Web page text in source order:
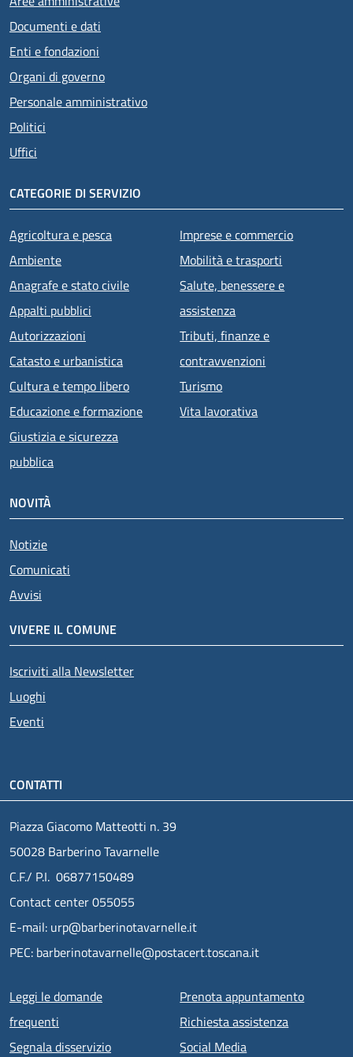
Documenti e dati
Enti e fondazioni
Organi di governo
Personale amministrativo
Politici
Uffici
CATEGORIE DI SERVIZIO
Agricoltura e pesca
Ambiente
Anagrafe e stato civile
Appalti pubblici
Autorizzazioni
Catasto e urbanistica
Cultura e tempo libero
Educazione e formazione
Giustizia e sicurezza
pubblica
Imprese e commercio
Mobilità e trasporti
Salute, benessere e
assistenza
Tributi, finanze e
contravvenzioni
Turismo
Vita lavorativa
NOVITÀ
Notizie
Comunicati
Avvisi
VIVERE IL COMUNE
Iscriviti alla Newsletter
Luoghi
Eventi
CONTATTI
Piazza Giacomo Matteotti n. 39
50028 Barberino Tavarnelle
C.F./ P.I. 06877150489
Contact center 055055
E-mail: urp@barberinotavarnelle.it
PEC: barberinotavarnelle@postacert.toscana.it
Menu piè di pagina
Leggi le domande
frequenti
Segnala disservizio
Prenota appuntamento
Richiesta assistenza
Social Media